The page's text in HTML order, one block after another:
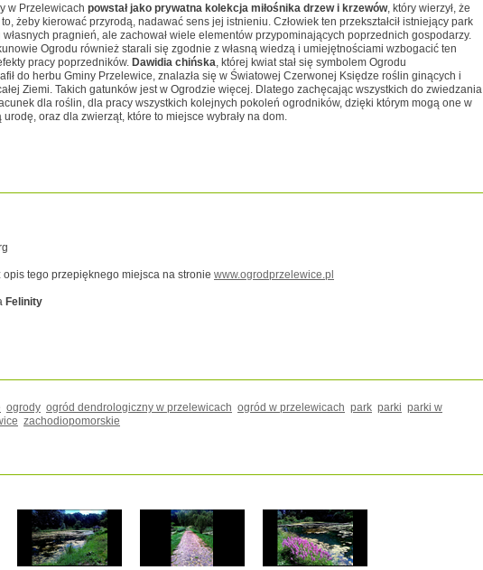
w Przelewicach powstał jako prywatna kolekcja miłośnika drzew i krzewów, który wierzył, że
żeby kierować przyrodą, nadawać sens jej istnieniu. Człowiek ten przekształcił istniejący park
własnych pragnień, ale zachował wiele elementów przypominających poprzednich gospodarzy.
Ogrodu również starali się zgodnie z własną wiedzą i umiejętnościami wzbogacić ten
pracy poprzedników. Dawidia chińska, której kwiat stał się symbolem Ogrodu
do herbu Gminy Przelewice, znalazła się w Światowej Czerwonej Księdze roślin ginących i
Ziemi. Takich gatunków jest w Ogrodzie więcej. Dlatego zachęcając wszystkich do zwiedzania
dla roślin, dla pracy wszystkich kolejnych pokoleń ogrodników, dzięki którym mogą one w
urodę, oraz dla zwierząt, które to miejsce wybrały na dom.
opis tego przepięknego miejsca na stronie www.ogrodprzelewice.pl
Felinity
ogrody ogród dendrologiczny w przelewicach ogród w przelewicach park parki parki w
zachodiopomorskie